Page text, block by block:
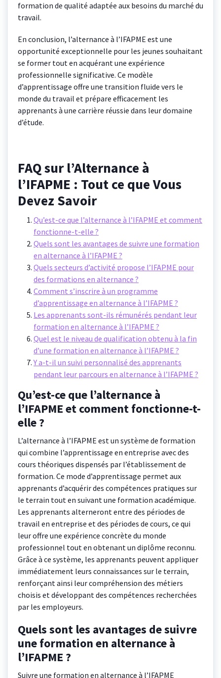
formation de qualité adaptée aux besoins du marché du
travail.
En conclusion, l’alternance à l’IFAPME est une
opportunité exceptionnelle pour les jeunes souhaitant
se former tout en acquérant une expérience
professionnelle significative. Ce modèle
d’apprentissage offre une transition fluide vers le
monde du travail et prépare efficacement les
apprenants à une carrière réussie dans leur domaine
d’étude.
FAQ sur l’Alternance à
l’IFAPME : Tout ce que Vous
Devez Savoir
Qu’est-ce que l’alternance à l’IFAPME et comment
fonctionne-t-elle ?
Quels sont les avantages de suivre une formation
en alternance à l’IFAPME ?
Quels secteurs d’activité propose l’IFAPME pour
des formations en alternance ?
Comment s’inscrire à un programme
d’apprentissage en alternance à l’IFAPME ?
Les apprenants sont-ils rémunérés pendant leur
formation en alternance à l’IFAPME ?
Quel est le niveau de qualification obtenu à la fin
d’une formation en alternance à l’IFAPME ?
Y a-t-il un suivi personnalisé des apprenants
pendant leur parcours en alternance à l’IFAPME ?
Qu’est-ce que l’alternance à
l’IFAPME et comment fonctionne-t-
elle ?
L’alternance à l’IFAPME est un système de formation
qui combine l’apprentissage en entreprise avec des
cours théoriques dispensés par l’établissement de
formation. Ce mode d’apprentissage permet aux
apprenants d’acquérir des compétences pratiques sur
le terrain tout en suivant une formation académique.
Les apprenants alterneront entre des périodes de
travail en entreprise et des périodes de cours, ce qui
leur offre une expérience concrète du monde
professionnel tout en obtenant un diplôme reconnu.
Grâce à ce système, les apprenants peuvent appliquer
immédiatement leurs connaissances sur le terrain,
renforçant ainsi leur compréhension des métiers
choisis et développant des compétences recherchées
par les employeurs.
Quels sont les avantages de suivre
une formation en alternance à
l’IFAPME ?
Suivre une formation en alternance à l’IFAPME